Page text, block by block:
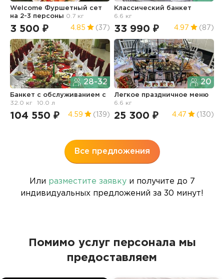
Welcome Фуршетный сет
на 2-3 персоны 0.7 кг
3 500 ₽ 4.85 (37)
Классический банкет
6.6 кг
33 990 ₽ 4.97 (87)
28-32
Банкет с обслуживанием с
32.0 кг
10.0 л
104 550 ₽ 4.59 (139)
20
Легкое праздничное меню
6.6 кг
25 300 ₽ 4.47 (130)
Все предложения
Или разместите заявкуи получите до 7
индивидуальных предложений за 30 минут!
Помимо услуг персонала мы
предоставляем